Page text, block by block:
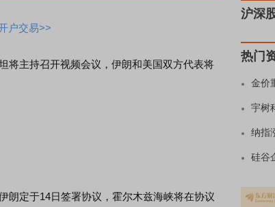
户交易>>
主持召开视频会议，伊朗和美国双方代表将
定于14日签署协议，霍尔木兹海峡将在协议
沪深
热门
金价
宇树
纳指
硅谷